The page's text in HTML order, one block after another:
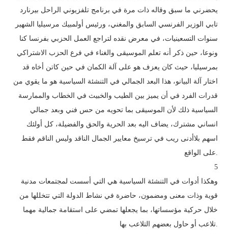
يحضرني ما سبق وقاله ذات مرة في برنامج تلفزيوني الراحل بيرنارد
تابي الوزير الفرنسي السابق والمغني، ورئيس أولمبيك مرسيليا الشهير
سنوات التسعينيات، في معرض نقده لتراجع العمل الحزبي بفرنسا كنا
ونوعا، حين ذكر أنه تعلم الموسيقى والغناء في فرع الحزب الاشتراكي
بمرسيليا، حيث كان يعزف هو على آلة الكمان في حين كاتن أخاه قد
اختار آلة البيانو، هذا البعد الجمالي في التنشئة السياسية هو ما يقوي من
قدرات الفرد في أن يميز بين الطيب والخبيث في الخطاب والممارسة
السياسية ذلك لأن الموسيقى بما تحويه من حس فني وبعد جمالي
انساني مشترك، يضاف اليه بعد الحرية والحق والفضيلة، كل أولئك
اسهم بلاأدنى ريب في ترسيخ معايير الجمال الناقد وليس الناقم فقط
على الواقع.
5
وهكذا أدوات في التنشئة السياسية هي التي أسست لمجتمعات مدنية
قوية وذات معنى ومضمون، حاضرة في نشاط الدولة التي تتخللها من
خلال حركية مؤسساتها، بما يجعلها تمضي على استقامة جمالية مهما
تلاعب أو حاول بعضهم التلاعب بها.